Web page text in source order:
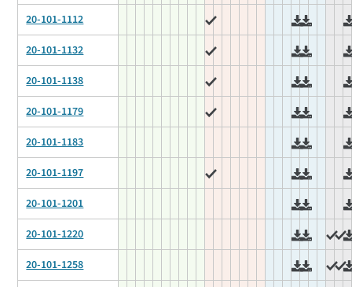
20-101-1112
20-101-1132
20-101-1138
20-101-1179
20-101-1183
20-101-1197
20-101-1201
20-101-1220
20-101-1258